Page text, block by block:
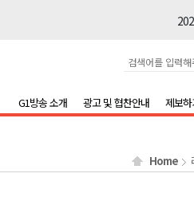
G1방송 소개 광고 및 협찬안내 제보
Home